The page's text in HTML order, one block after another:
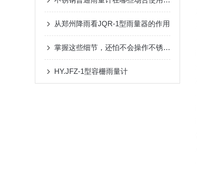
从郑州降雨看JQR-1型雨量器的作用
掌握这些细节，还怕不会操作不锈钢普通雨量计吗？
HY.JFZ-1型容栅雨量计